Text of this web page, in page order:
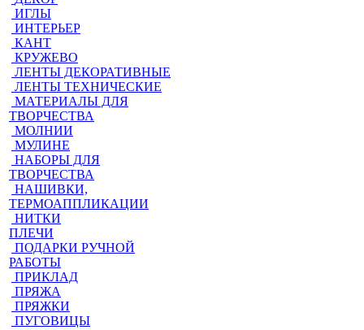
ИГЛЫ
ИНТЕРЬЕР
КАНТ
КРУЖЕВО
ЛЕНТЫ ДЕКОРАТИВНЫЕ
ЛЕНТЫ ТЕХНИЧЕСКИЕ
МАТЕРИАЛЫ ДЛЯ
ТВОРЧЕСТВА
МОЛНИИ
МУЛИНЕ
НАБОРЫ ДЛЯ
ТВОРЧЕСТВА
НАШИВКИ,
ТЕРМОАППЛИКАЦИИ
НИТКИ
ПЛЕЧИ
ПОДАРКИ РУЧНОЙ
РАБОТЫ
ПРИКЛАД
ПРЯЖА
ПРЯЖКИ
ПУГОВИЦЫ